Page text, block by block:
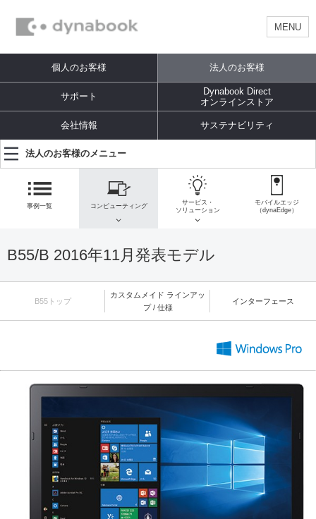
MENU
個人のお客様 法人のお客様
サポート
Dynabook Direct
オンラインストア
会社情報 サステナビリティ
法人のお客様のメニュー
事例一覧 コンピューティング
サービス・
ソリューション
モバイルエッジ
（dynaEdge）
B55/B 2016年11月発表モデル
B55トップ
カスタムメイド ラインアッ
プ / 仕様
インターフェース